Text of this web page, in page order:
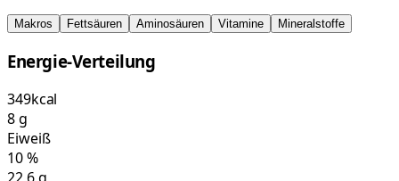
Makros Fettsäuren Aminosäuren Vitamine Mineralstoffe
Energie-Verteilung
349kcal
8g
Eiweiß
10%
22,6g